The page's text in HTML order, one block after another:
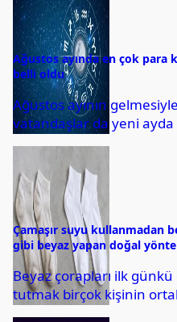
Ağustos ayında en çok para
belli oldu
Ağustos ayının
vatandaşlar da yeni
kazanacak burçları
Çamaşır suyu kullanmadan
gibi beyaz yapan doğal
Beyaz çorapları ilk
tutmak birçok kişinin
Ancak bu inatçı